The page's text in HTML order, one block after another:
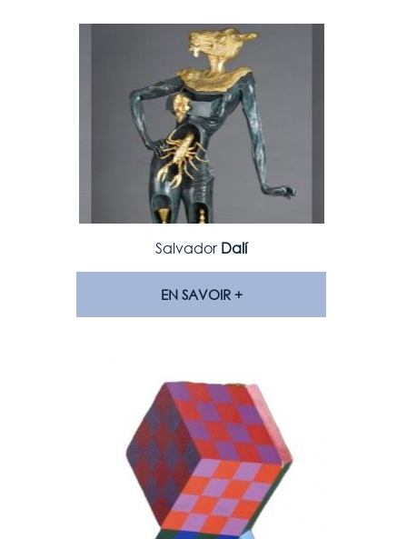
Salvador Dalí
EN SAVOIR +